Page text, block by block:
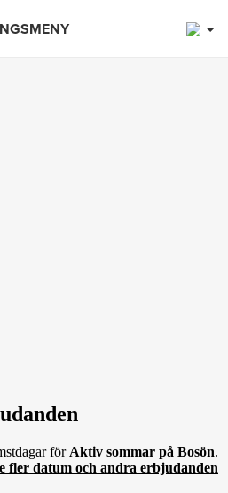
för Aktiv sommar på Bosön.
fler datum och andra erbjudanden